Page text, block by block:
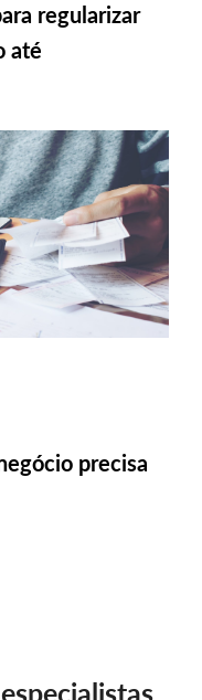
regularizar
até
precisa